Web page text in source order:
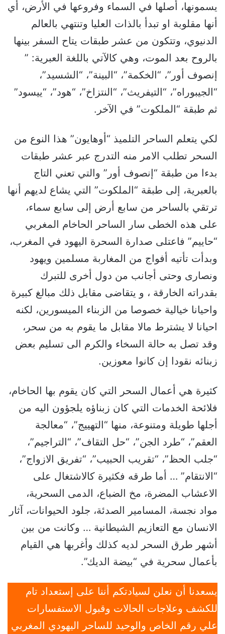
يسمونها، أصلها في السماء وفروعها في الأرض، أي
أنها مقلوبة او تبدأ بالذات العليا وتنتهي بالعالم
الدنيوي، وتتكون من عشر طبقات يتاح السفر بينها
بالروح بعد الموت، وهي كالآتي باللغة العبرية: ”
إنصوف أور”، “الخكمة”، “البينة”، “الشسيد”،
“الجيبوراه”، “التيفريث”، “النتزاخ”، “هود”، “ييسود”
ثم طبقة “الملكوت” في الآخر.
لكي يتعلم الساحر التلميذ “أوهايون” هذا النوع من
السحر تطلب الامر منه التدرج عبر عشر طبقات
بدءا من طبقة “إنصوف أور” والتي تعني التاج
بالعبرية، إلى طبقة “الملكوت” التي يشاع لديهم أنها
ترتقي بالساحر من سابع أرض إلى سابع سماء،
على هذه الخطى سار الساحر الحاخام المغربي
“حاييم” فاعتلى صدارة السحرة اليهود في المغرب،
وبدأت تأتيه أفواج من المغاربة مسلمين ويهود
ونصارى وحتى أجانب من دول أخرى للتبرك
بقدراته الخارقة ، و يتقاضى مقابل ذلك مبالغ كبيرة
واحيانا خيالية خصوصا من الزبناء الميسورين، لكنه
احيانا لا يشترط مالا مقابل ما يقوم به من سحر،
وقد تصل به حالة السخاء والكرم الى تسليم بعض
زبنائه نقودا إن كانوا معوزين.
كثيرة هي أعمال السحر التي كان يقوم بها الحاخام،
فلائحة الخدمات التي كان زبناؤه يلجؤون اليه من
أجلها طويلة ومتنوعة، منها “التهييج”، “معالجة
العقم”، “طرد الجن”، “حل التقاف”، “التراجيم”،
“جلب الحظ”، “تقريب الحبيب”، “تفريق الازواج”،
“الانتقام” … أما طرقه فكثيرة كالاشتغال على
الاعشاب المضرة، مخ الضباع، الدمى السحرية،
مواد نجسة، المسامير الصدئة، جلود الحيوانات، آثار
الانسان مع التعازيم الشيطانية … وكانت من بين
أشهر طرق السحر لديه كذلك وأغربها هي القيام
بأعمال سحرية في “بيضة الديك”.
يسعدنا أن نعلن لسيادتكم أننا على إستعداد تام
للكشف وعلاجات الحالات وقبول الاستفسارات
علي رقم الخاص والوحيد للساحر اليهودي المغربي